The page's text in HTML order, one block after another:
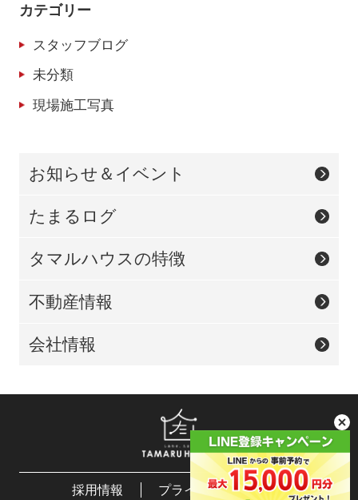
カテゴリー
スタッフブログ
未分類
現場施工写真
お知らせ＆イベント
たまるログ
タマルハウスの特徴
不動産情報
会社情報
採用情報 プライバシーポリシー